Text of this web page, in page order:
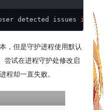
detected issues in
，但是守护进程使用默认
尝试在进程守护处修改启
程却一直失败。